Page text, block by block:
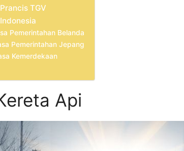
TGV
Pemerintahan Belanda
Pemerintahan Jepang
Kemerdekaan
Api